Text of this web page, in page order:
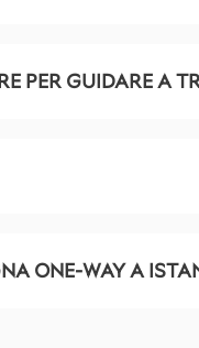
PER GUIDARE A
ONE-WAY A